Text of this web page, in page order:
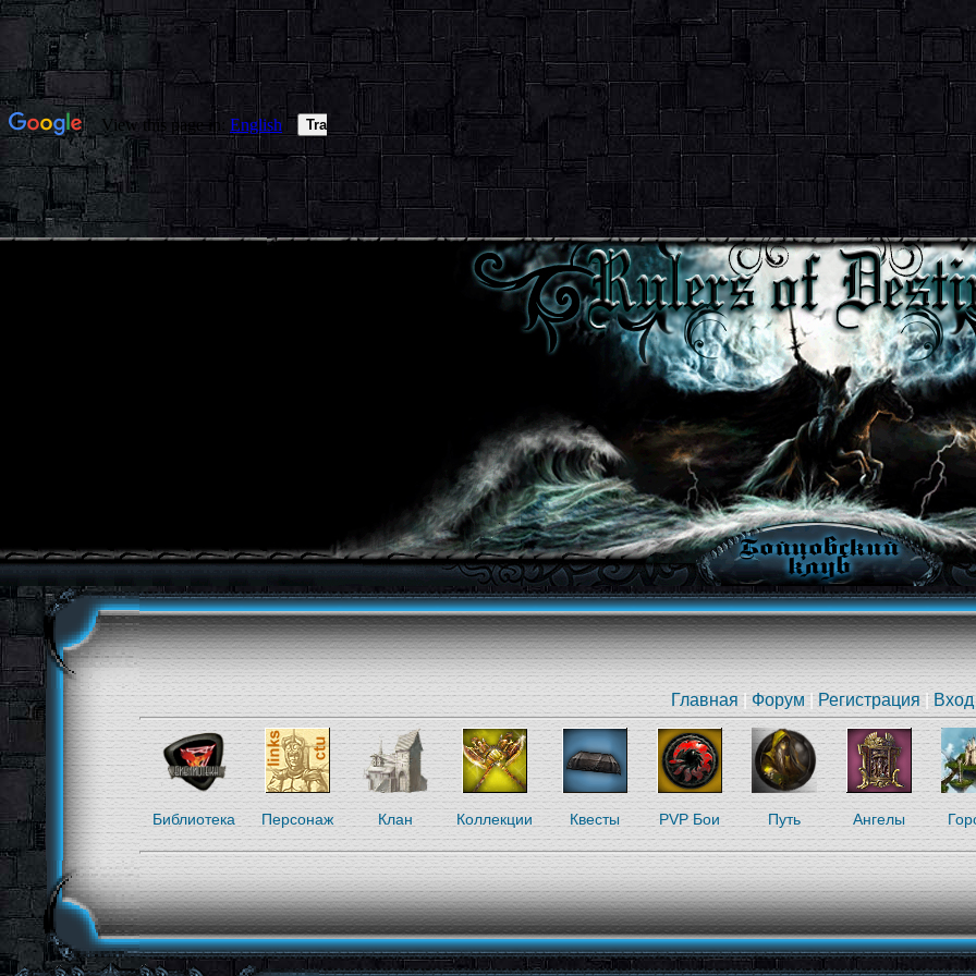
Главная |Форум |Регистрация| Вход
Библиотека Персонаж Клан Коллекции Квесты PVP Бои Путь Ангелы